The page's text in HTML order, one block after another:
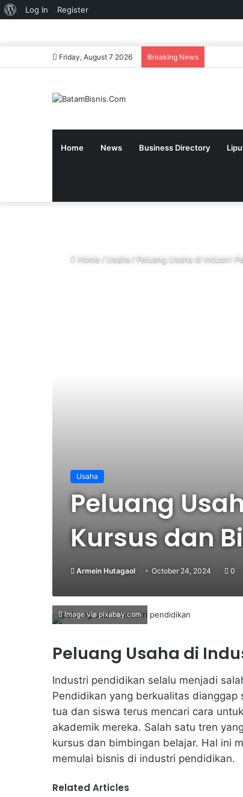
About
Log In Register
Friday, August 7 2026 Breaking News
Home News Business Directory
Home/Usaha/Peluang Usaha di Industri
Usaha
Peluang
Kursus dan
Armein Hutagaol October 24, 2024 0
Image via pixabay.com
Peluang Usaha di
Industri pendidikan selalu menjadi
Pendidikan yang berkualitas
tua dan siswa terus mencari cara
akademik mereka. Salah satu tren
kursus dan bimbingan belajar. Hal ini
memulai bisnis di industri pendidikan.
Related Articles